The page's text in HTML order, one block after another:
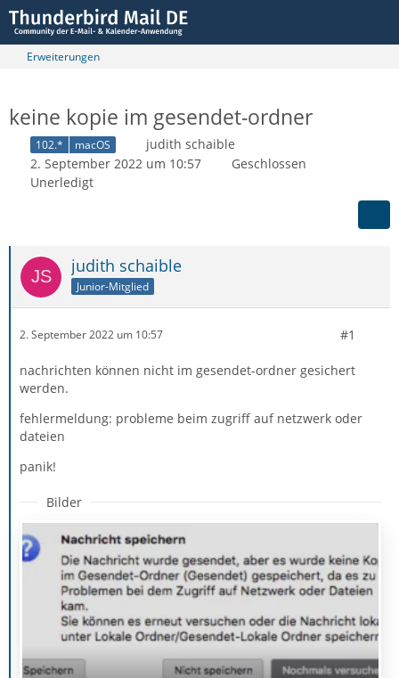
Erweiterungen
keine kopie im gesendet-ordner
102.* macOS
judith schaible
2. September 2022 um 10:57
Geschlossen
Unerledigt
judith schaible
Junior-Mitglied
2. September 2022 um 10:57 #1
nachrichten können nicht im gesendet-ordner gesichert
werden.
fehlermeldung: probleme beim zugriff auf netzwerk oder
dateien
panik!
Bilder